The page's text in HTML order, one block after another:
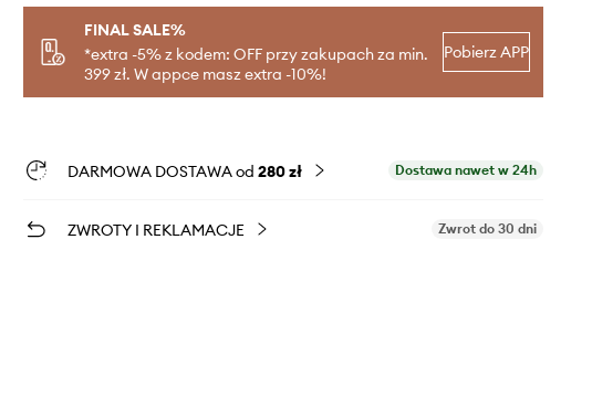
FINAL SALE%
*extra -5% z kodem: OFF przy zakupach za min.
399 zł. W appce masz extra -10%!
Pobierz APP
DARMOWA DOSTAWA od 280 zł Dostawa nawet w 24h
ZWROTY I REKLAMACJE Zwrot do 30 dni